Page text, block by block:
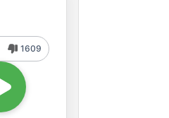
1609